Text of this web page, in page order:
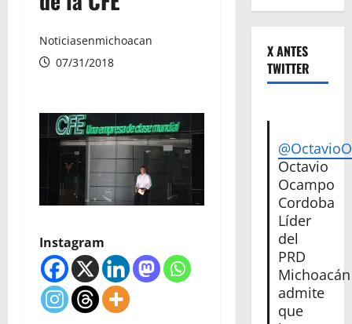
Noticiasenmichoacan
07/31/2018
Instagram
X ANTES
TWITTER
Octavio
Ocampo
Cordoba
Líder
del
PRD
Michoacán
admite
que